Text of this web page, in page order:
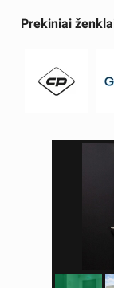
Prekiniai